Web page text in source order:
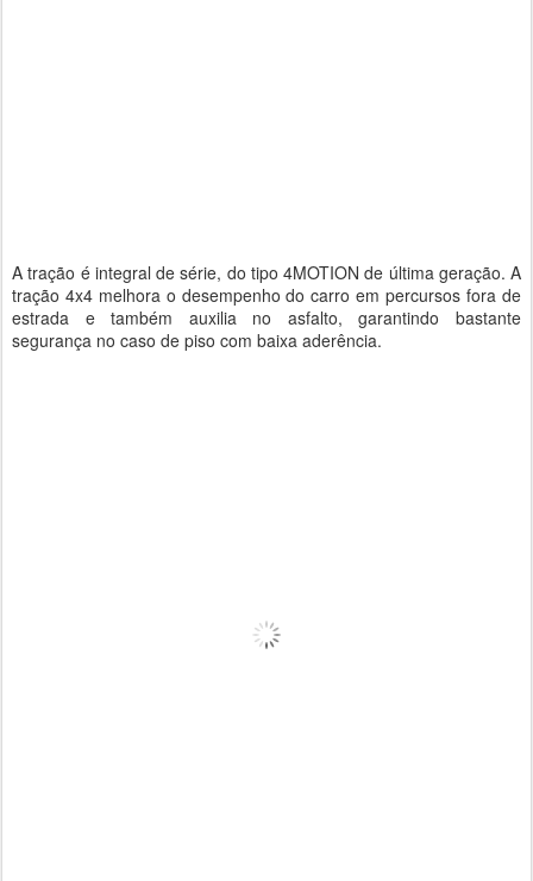
A tração é integral de série, do tipo 4MOTION de última geração. A
tração 4x4 melhora o desempenho do carro em percursos fora de
estrada e também auxilia no asfalto, garantindo bastante
segurança no caso de piso com baixa aderência.